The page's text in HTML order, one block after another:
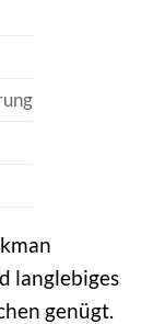
langlebiges
genügt.